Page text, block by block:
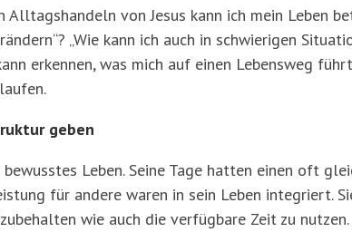
Alltagshandeln von Jesus kann ich mein Leben
„Wie kann ich auch in schwierigen
erkennen, was mich auf einen Lebensweg
geben
bewusstes Leben. Seine Tage hatten einen oft
für andere waren in sein Leben integriert.
wie auch die verfügbare Zeit zu